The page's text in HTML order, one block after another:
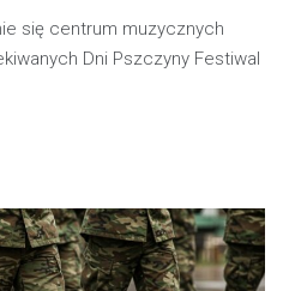
się centrum muzycznych
Dni Pszczyny Festiwal